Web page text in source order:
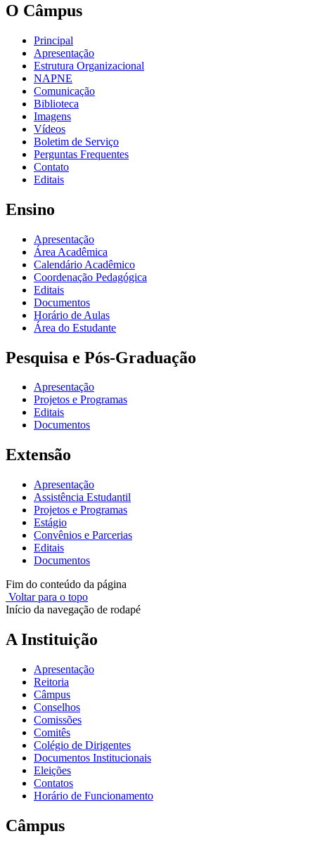
O Câmpus
Principal
Apresentação
Estrutura Organizacional
NAPNE
Comunicação
Biblioteca
Imagens
Vídeos
Boletim de Serviço
Perguntas Frequentes
Contato
Editais
Ensino
Apresentação
Área Acadêmica
Calendário Acadêmico
Coordenação Pedagógica
Editais
Documentos
Horário de Aulas
Área do Estudante
Pesquisa e Pós-Graduação
Apresentação
Projetos e Programas
Editais
Documentos
Extensão
Apresentação
Assistência Estudantil
Projetos e Programas
Estágio
Convênios e Parcerias
Editais
Documentos
Fim do conteúdo da página
Voltar para o topo
Início da navegação de rodapé
A Instituição
Apresentação
Reitoria
Câmpus
Conselhos
Comissões
Comitês
Colégio de Dirigentes
Documentos Institucionais
Eleições
Contatos
Horário de Funcionamento
Câmpus